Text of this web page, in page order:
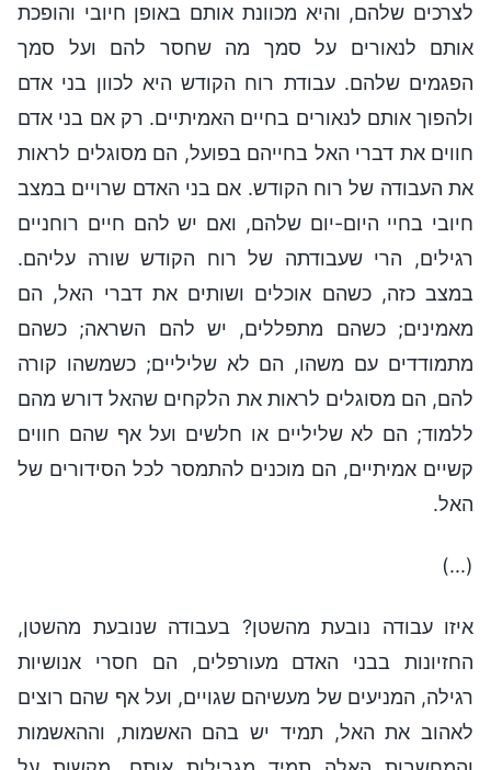
לצרכים שלהם, והיא מכוונת אותם באופן חיובי והופכת
אותם לנאורים על סמך מה שחסר להם ועל סמך
הפגמים שלהם. עבודת רוח הקודש היא לכוון בני אדם
ולהפוך אותם לנאורים בחיים האמיתיים. רק אם בני אדם
חווים את דברי האל בחייהם בפועל, הם מסוגלים לראות
את העבודה של רוח הקודש. אם בני האדם שרויים במצב
חיובי בחיי היום-יום שלהם, ואם יש להם חיים רוחניים
רגילים, הרי שעבודתה של רוח הקודש שורה עליהם.
במצב כזה, כשהם אוכלים ושותים את דברי האל, הם
מאמינים; כשהם מתפללים, יש להם השראה; כשהם
מתמודדים עם משהו, הם לא שליליים; כשמשהו קורה
להם, הם מסוגלים לראות את הלקחים שהאל דורש מהם
ללמוד; הם לא שליליים או חלשים ועל אף שהם חווים
קשיים אמיתיים, הם מוכנים להתמסר לכל הסידורים של
האל.
(...)
איזו עבודה נובעת מהשטן? בעבודה שנובעת מהשטן,
החזיונות בבני האדם מעורפלים, הם חסרי אנושיות
רגילה, המניעים של מעשיהם שגויים, ועל אף שהם רוצים
לאהוב את האל, תמיד יש בהם האשמות, וההאשמות